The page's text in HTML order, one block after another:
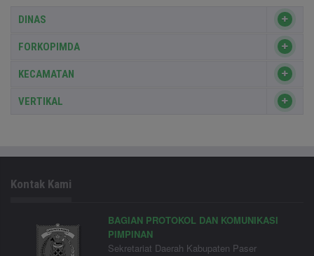
DINAS
FORKOPIMDA
KECAMATAN
VERTIKAL
Kontak Kami
BAGIAN PROTOKOL DAN KOMUNIKASI
PIMPINAN
Sekretariat Daerah Kabupaten Paser